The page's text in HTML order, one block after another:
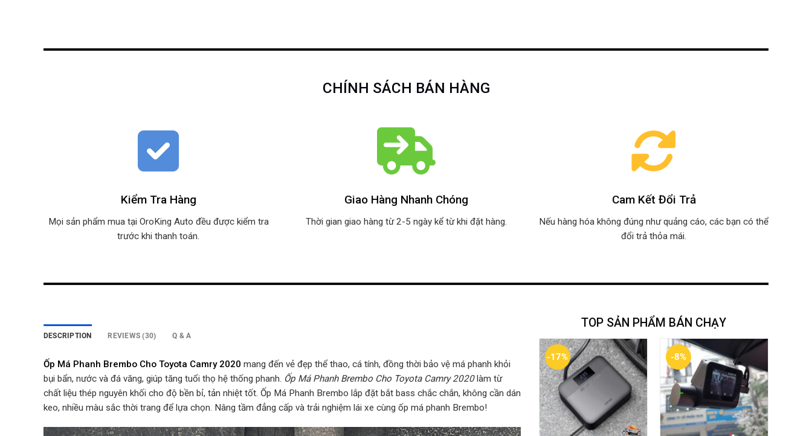
CHÍNH SÁCH BÁN HÀNG
Kiểm Tra Hàng
Mọi sản phẩm mua tại OroKing Auto đều được kiểm tra
trước khi thanh toán.
Giao Hàng Nhanh Chóng
Thời gian giao hàng từ 2-5 ngày kể từ khi đặt hàng.
Cam Kết Đổi Trả
Nếu hàng hóa không đúng như quảng cáo, các bạn có thể
đổi trả thỏa mái.
DESCRIPTION REVIEWS (30) Q & A
Ốp Má Phanh Brembo Cho Toyota Camry 2020 mang đến vẻ đẹp thể thao, cá tính, đồng thời bảo vệ má phanh khỏi
bụi bẩn, nước và đá văng, giúp tăng tuổi thọ hệ thống phanh. Ốp Má Phanh Brembo Cho Toyota Camry 2020làm từ
chất liệu thép nguyên khối cho độ bền bỉ, tản nhiệt tốt. Ốp Má Phanh Brembo lắp đặt bắt bass chắc chắn, không cần dán
keo, nhiều màu sắc thời trang để lựa chọn. Nâng tầm đẳng cấp và trải nghiệm lái xe cùng ốp má phanh Brembo!
TOP SẢN PHẨM BÁN CHẠY
-17% -8%